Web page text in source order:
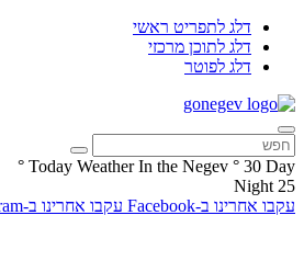
דלג לתפריט ראשי
דלג לתוכן מרכזי
דלג לפוטר
Today Weather In the Negev ° 30 Day
°
25
Night
עקבו אחרינו ב-Facebook
עקבו אחרינו ב-Instagram